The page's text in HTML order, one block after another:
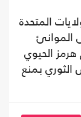
المتحدة
الموانئ
هرمز الحيوي
الثوري بمنع